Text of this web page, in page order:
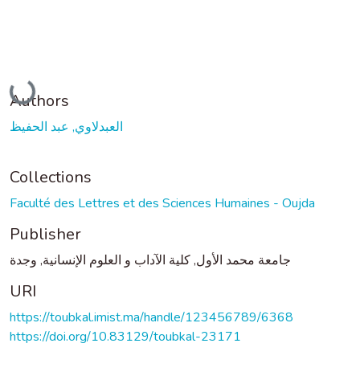
Loading...
Authors
العبدلاوي, عبد الحفيظ
Collections
Faculté des Lettres et des Sciences Humaines - Oujda
Publisher
جامعة محمد الأول, كلية الآداب و العلوم الإنسانية, وجدة
URI
https://toubkal.imist.ma/handle/123456789/6368
https://doi.org/10.83129/toubkal-23171